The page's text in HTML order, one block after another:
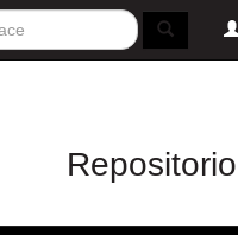
Repositorio